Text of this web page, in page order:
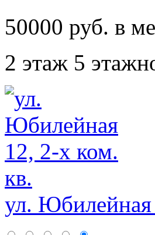
50000 руб. в
2 этаж 5
ул.